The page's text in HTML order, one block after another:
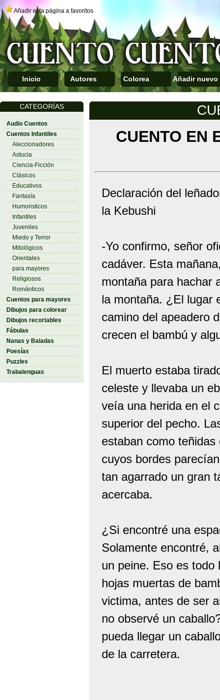
Añadir esta página a favoritos
Inicio Autores Colorea Añadir nuevo
CATEGORÍAS
Audio Cuentos
Cuentos Infantiles
Aleccionadores
Astucia
Ciencia-Ficción
Clásicos
Educativos
Fantasía
Humoristicos
Infantiles
Juveniles
Miedo y Terror
Mitológicos
Orientales
para mayores
Religiosos
Románticos
Cuentos para mayores
Dibujos para colorear
Dibujos recortables
Fábulas
Nanas y Baladas
Poesías
Puzzles
Trabalenguas
CUENTO EN
Declaración del
la Kebushi
-Yo confirmo, señor
cadáver. Esta
montaña para hachar
la montaña. ¿El lugar
camino del apeadero
crecen el bambú y
El muerto estaba
celeste y llevaba un
veía una herida en el
superior del pecho.
estaban como
cuyos bordes
tan agarrado un gran
acercaba.
¿Si encontré una
Solamente encontré,
un peine. Eso es todo
hojas muertas de
victima, antes de ser
no observé un
pueda llegar un
de la carretera.